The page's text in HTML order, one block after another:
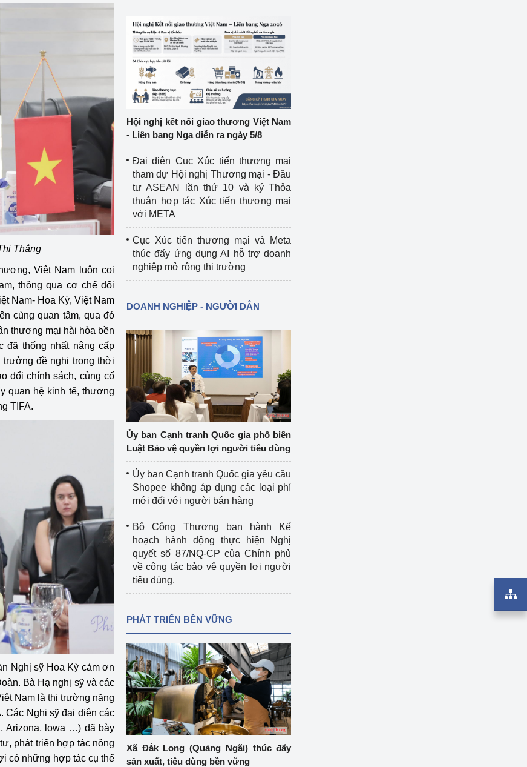
vực miền Nam
châu Á – châu Phi
nghị quyết
cuộc sống
nghiệp nền tảng
sách
xuất công nghiệp
Thắng
Việt Nam luôn coi
thông qua cơ chế đối
Nam- Hoa Kỳ, Việt Nam
cùng quan tâm, qua đó
thương mại hài hòa bền
đã thống nhất nâng cấp
đề nghị trong thời
đổi chính sách, củng cố
quan hệ kinh tế, thương
TIFA.
Nghị sỹ Hoa Kỳ cảm ơn
Bà Hạ nghị sỹ và các
Nam là thị trường năng
Các Nghị sỹ đại diện các
Arizona, lowa …) đã bày
phát triển hợp tác nông
có những hợp tác cụ thể
Hội nghị kết nối giao thương Việt Nam
- Liên bang Nga diễn ra ngày 5/8
Đại diện Cục Xúc tiến thương mại
tham dự Hội nghị Thương mại - Đầu
tư ASEAN lần thứ 10 và ký Thỏa
thuận hợp tác Xúc tiến thương mại
với META
Cục Xúc tiến thương mại và Meta
thúc đẩy ứng dụng AI hỗ trợ doanh
nghiệp mở rộng thị trường
DOANH NGHIỆP - NGƯỜI DÂN
Ủy ban Cạnh tranh Quốc gia phổ biến
Luật Bảo vệ quyền lợi người tiêu dùng
Ủy ban Cạnh tranh Quốc gia yêu cầu
Shopee không áp dụng các loại phí
mới đối với người bán hàng
Bộ Công Thương ban hành Kế
hoạch hành động thực hiện Nghị
quyết số 87/NQ-CP của Chính phủ
về công tác bảo vệ quyền lợi người
tiêu dùng.
PHÁT TRIỂN BỀN VỮNG
Xã Đắk Long (Quảng Ngãi) thúc đẩy
sản xuất, tiêu dùng bền vững